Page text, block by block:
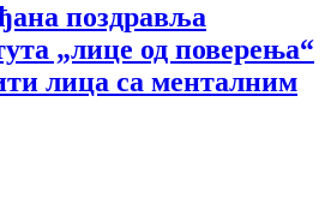
поздравља
„лице од поверења“
лица са менталним